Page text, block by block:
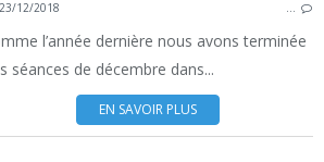
23/12/2018 …
l’année dernière nous avons terminée
séances de décembre dans...
EN SAVOIR PLUS